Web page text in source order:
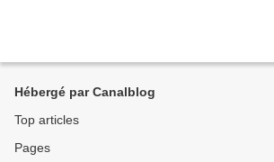
Hébergé par Canalblog
Top articles
Pages